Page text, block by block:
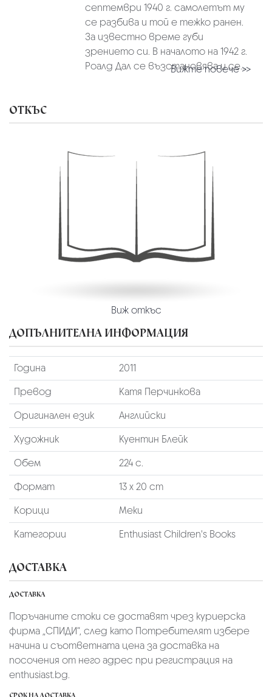
септември 1940 г. самолетът му
се разбива и той е тежко ранен.
За известно време губи
зрението си. В началото на 1942 г.
Роалд Дал се възстановява и се...
Вижте повече >>
ОТКЪС
Виж откъс
ДОПЪЛНИТЕЛНА ИНФОРМАЦИЯ
Година
2011
Превод
Катя Перчинкова
Оригинален език
Английски
Художник
Куентин Блейк
Обем
224 с.
Формат
13 х 20 cm
Корици
Меки
Категории
Enthusiast Children's Books
ДОСТАВКА
ДОСТАВКА
Поръчаните стоки се доставят чрез куриерскa
фирмa „СПИДИ“, след като Потребителят избере
начина и съответната цена за доставка на
посочения от него адрес при регистрация на
enthusiast.bg.
СРОК НА ДОСТАВКА